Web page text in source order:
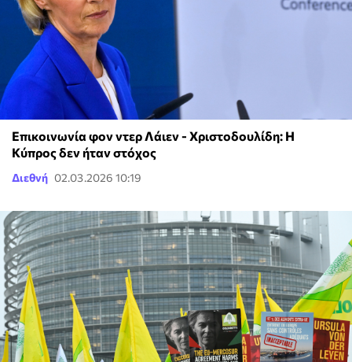
Επικοινωνία φον ντερ Λάιεν - Χριστοδουλίδη: Η
Κύπρος δεν ήταν στόχος
Διεθνή 02.03.2026 10:19